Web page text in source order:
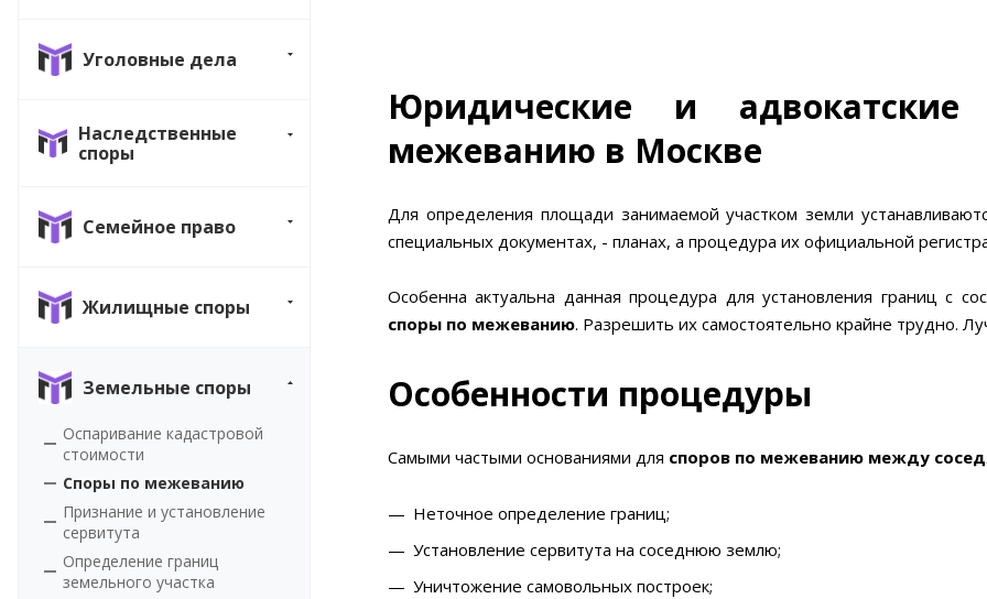
Уголовные дела
Наследственные
споры
Семейное право
Жилищные споры
Земельные споры
Оспаривание кадастровой
стоимости
Споры по межеванию
Признание и установление
сервитута
Определение границ
земельного участка
Юридические и
межеванию в Москве
Для определения площади занимаемой участком земли
специальных документах, - планах, а процедура их официальной
Особенна актуальна данная процедура для установления границ с
споры по межеванию. Разрешить их самостоятельно крайне трудно.
Особенности процедуры
Самыми частыми основаниями для споров по межеванию между
Неточное определение границ;
Установление сервитута на соседнюю землю;
Уничтожение самовольных построек;